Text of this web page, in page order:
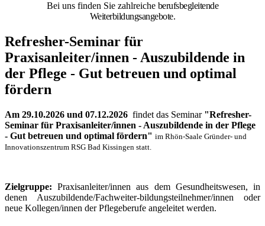
Bei uns finden Sie zahlreiche berufsbegleitende
Weiterbildungsangebote.
Refresher-Seminar für
Praxisanleiter/innen - Auszubildende in
der Pflege - Gut betreuen und optimal
fördern
Am 29.10.2026 und 07.12.2026 findet das Seminar "Refresher-
Seminar für Praxisanleiter/innen - Auszubildende in der Pflege
- Gut betreuen und optimal fördern" im Rhön-Saale Gründer- und
Innovationszentrum RSG Bad Kissingen statt
Zielgruppe: Praxisanleiter/innen aus dem Gesundheitswesen, in
denen Auszubildende/Fachweiter-bildungsteilnehmer/innen oder
neue Kollegen/innen der Pflegeberufe angeleitet werden.